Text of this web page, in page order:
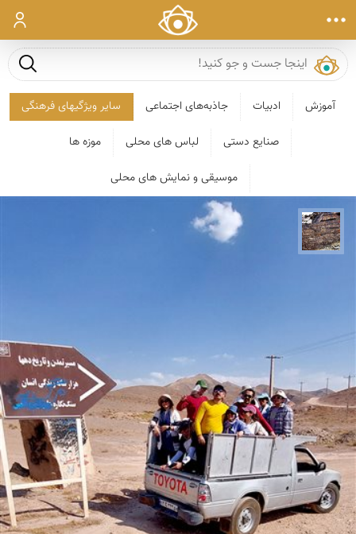
ورود
جست و
آموزش ادبیات جاذبه‌های اجتماعی سایر ویژگیهای فرهنگی
صنایع دستی لباس های محلی موزه ها
موسیقی و نمایش های محلی
محمد ناصری فرد